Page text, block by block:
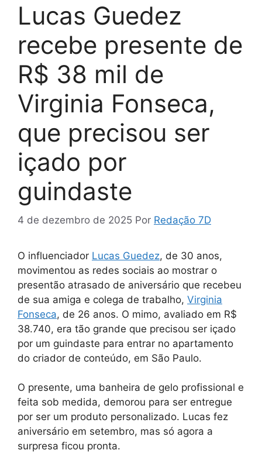
Lucas Guedez
recebe presente de
R$ 38 mil de
Virginia Fonseca,
que precisou ser
içado por
guindaste
4 de dezembro de 2025 Por Redação 7D
O influenciador Lucas Guedez, de 30 anos,
movimentou as redes sociais ao mostrar o
presentão atrasado de aniversário que recebeu
de sua amiga e colega de trabalho, Virginia
Fonseca, de 26 anos. O mimo, avaliado em R$
38.740, era tão grande que precisou ser içado
por um guindaste para entrar no apartamento
do criador de conteúdo, em São Paulo.
O presente, uma banheira de gelo profissional e
feita sob medida, demorou para ser entregue
por ser um produto personalizado. Lucas fez
aniversário em setembro, mas só agora a
surpresa ficou pronta.